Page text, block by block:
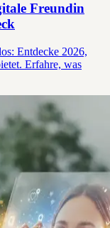
Freundin
Entdecke 2026,
Erfahre, was